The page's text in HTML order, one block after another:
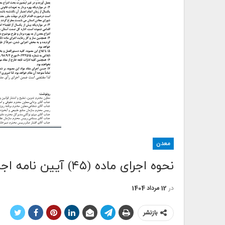
معدن
نحوه اجرای ماده (۴۵) آیین نامه اجرایی قانون معادن ابلاغ شد
در 12 مرداد 1404
بازنشر